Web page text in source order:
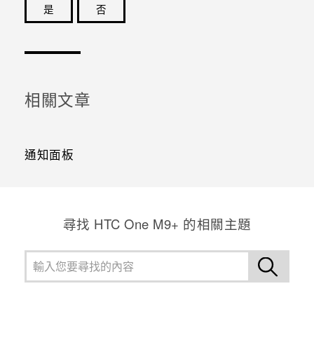
是
否
相關文章
通知面板
尋找 HTC One M9+ 的相關主題